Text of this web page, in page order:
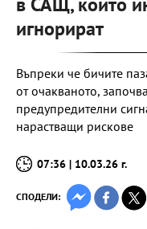
игнорират
Въпреки че бичите
от очакваното,
предупредителни
нарастващи рискове
07:36 | 10.03.26 г.
СПОДЕЛИ: